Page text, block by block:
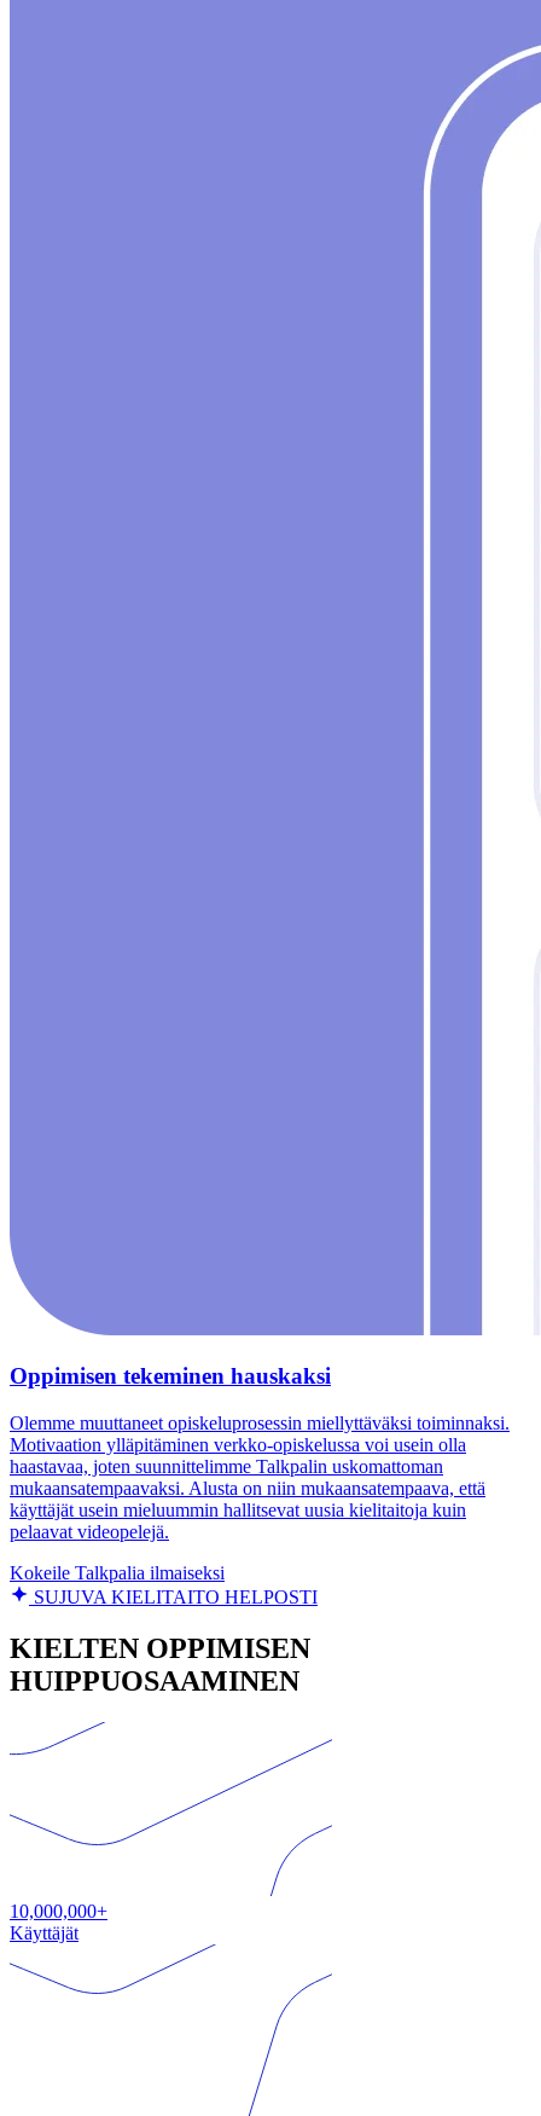
Oppimisen tekeminen hauskaksi
Olemme muuttaneet opiskeluprosessin miellyttäväksi toiminnaksi.
Motivaation ylläpitäminen verkko-opiskelussa voi usein olla
haastavaa, joten suunnittelimme Talkpalin uskomattoman
mukaansatempaavaksi. Alusta on niin mukaansatempaava, että
käyttäjät usein mieluummin hallitsevat uusia kielitaitoja kuin
pelaavat videopelejä.
Kokeile Talkpalia ilmaiseksi
SUJUVA KIELITAITO HELPOSTI
KIELTEN OPPIMISEN
HUIPPUOSAAMINEN
10,000,000+
Käyttäjät